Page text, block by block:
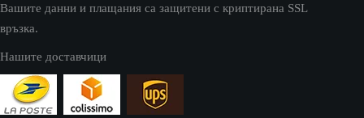
Вашите данни и плащания са защитени с криптирана SSL
връзка.
Нашите доставчици